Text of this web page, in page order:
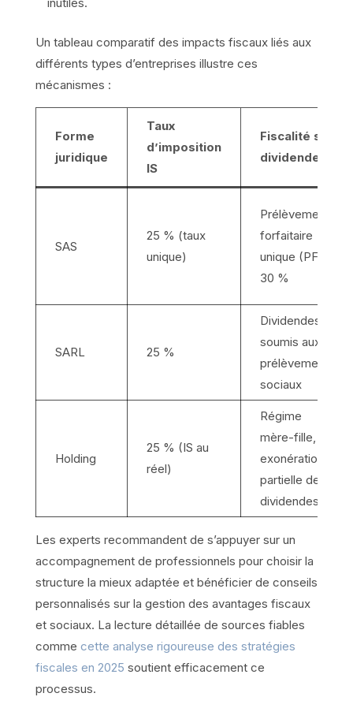
Un tableau comparatif des impacts fiscaux liés aux
différents types d’entreprises illustre ces
mécanismes :
Forme
juridique
Taux
d’imposition
IS
Fiscalité sur
dividendes
SAS
25 % (taux
unique)
Prélèvement
forfaitaire
unique (PFU)
30 %
SARL 25 %
Dividendes
soumis aux
prélèvements
sociaux
Holding
25 % (IS au
réel)
Régime
mère-fille,
exonération
partielle de
dividendes
Les experts recommandent de s’appuyer sur un
accompagnement de professionnels pour choisir la
structure la mieux adaptée et bénéficier de conseils
personnalisés sur la gestion des avantages fiscaux
et sociaux. La lecture détaillée de sources fiables
comme cette analyse rigoureuse des stratégies
fiscales en 2025 soutient efficacement ce
processus.